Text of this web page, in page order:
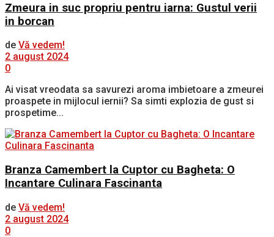
Zmeura in suc propriu pentru iarna: Gustul verii
in borcan
de Vă vedem!
2 august 2024
0
Ai visat vreodata sa savurezi aroma imbietoare a zmeurei
proaspete in mijlocul iernii? Sa simti explozia de gust si
prospetime...
Branza Camembert la Cuptor cu Bagheta: O
Incantare Culinara Fascinanta
de Vă vedem!
2 august 2024
0